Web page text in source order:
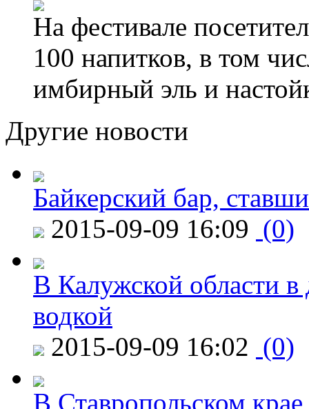
На фестивале
100 напитков, в том
имбирный эль и
Другие новости
Байкерский бар,
2015-09-09 16:09 (0)
В Калужской области в
водкой
2015-09-09 16:02 (0)
В Ставропольском